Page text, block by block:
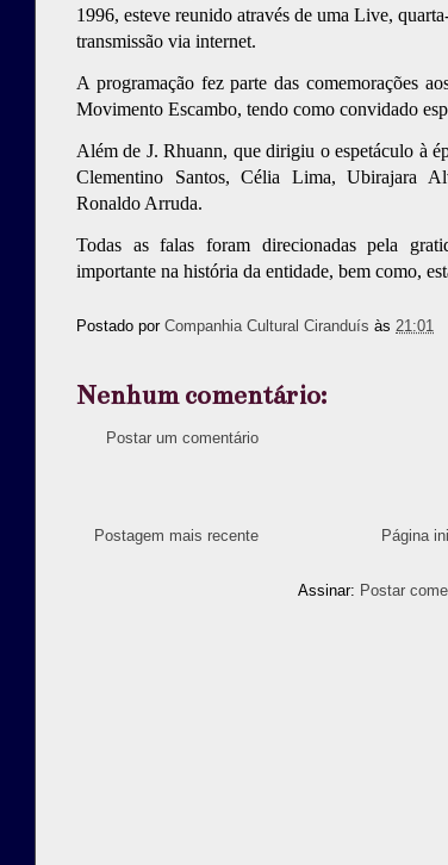
1996, esteve reunido através de uma Live,
transmissão via internet.
A programação fez parte das comemorações
Movimento Escambo, tendo como convidado
Além de J. Rhuann, que dirigiu o espetáculo à
Clementino Santos, Célia Lima, Ubirajara
Ronaldo Arruda.
Todas as falas foram direcionadas pela
importante na história da entidade, bem como,
Postado por Companhia Cultural Ciranduís às 21:01
Nenhum comentário:
Postar um comentário
Postagem mais recente Página
Assinar: Postar